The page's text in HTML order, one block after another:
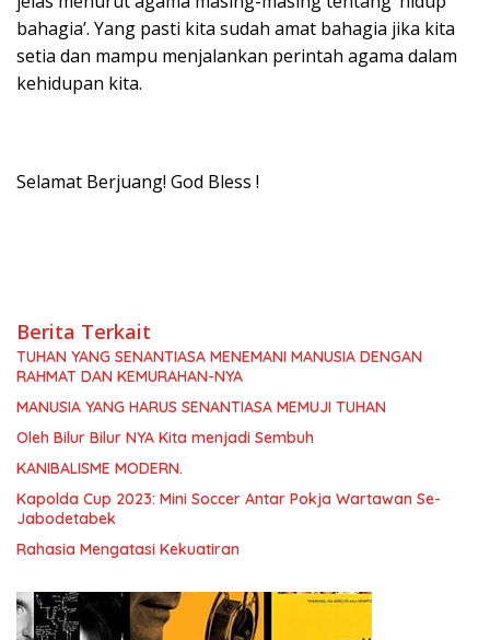
bahagia’. Yang pasti kita sudah amat bahagia jika kita
setia dan mampu menjalankan perintah agama dalam
kehidupan kita.
Selamat Berjuang! God Bless !
Berita Terkait
TUHAN YANG SENANTIASA MENEMANI MANUSIA DENGAN
RAHMAT DAN KEMURAHAN-NYA
MANUSIA YANG HARUS SENANTIASA MEMUJI TUHAN
Oleh Bilur Bilur NYA Kita menjadi Sembuh
KANIBALISME MODERN.
Kapolda Cup 2023: Mini Soccer Antar Pokja Wartawan Se-
Jabodetabek
Rahasia Mengatasi Kekuatiran